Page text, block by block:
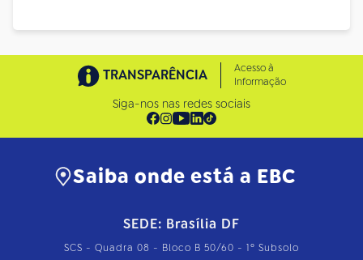
TRANSPARÊNCIA
Acesso à
Informação
Siga-nos nas redes sociais
Saiba onde está a EBC
SEDE: Brasília DF
SCS - Quadra 08 - Bloco B 50/60 - 1º Subsolo